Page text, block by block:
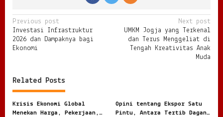
P
o
s
n
a
v
Previous post
Investasi Infrastruktur
2026 dan Dampaknya bagi
Ekonomi
Next post
UMKM Jogja yang Terkenal
dan Terus Menggeliat di
Tengah Kreativitas Anak
Muda
Related Posts
Krisis Ekonomi Global
Menekan Harga, Pekerjaan,
Opini tentang Ekspor Satu
Pintu, Antara Tertib Dagang